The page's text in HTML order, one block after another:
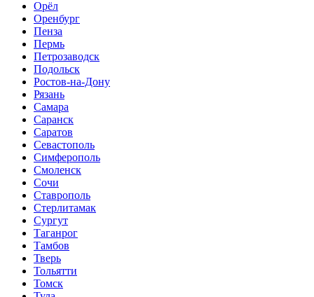
Орёл
Оренбург
Пенза
Пермь
Петрозаводск
Подольск
Ростов-на-Дону
Рязань
Самара
Саранск
Саратов
Севастополь
Симферополь
Смоленск
Сочи
Ставрополь
Стерлитамак
Сургут
Таганрог
Тамбов
Тверь
Тольятти
Томск